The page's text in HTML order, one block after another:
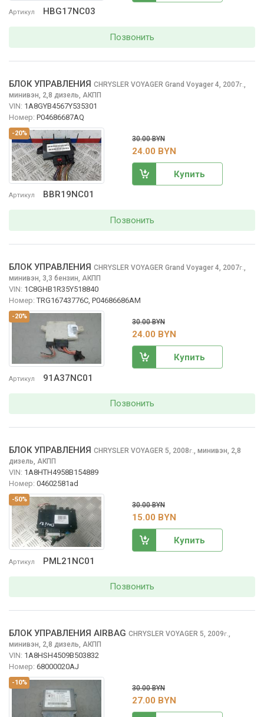
Артикул HBG17NC03
Позвонить
-20%
Артикул BBR19NC01
БЛОК УПРАВЛЕНИЯ CHRYSLER VOYAGER Grand Voyager 4, 2007г.,
минивэн, 2,8 дизель, АКПП
VIN: 1A8GYB4567Y535301
Номер: P04686687AQ
30.00 BYN
24.00 BYN
Купить
Позвонить
-20%
Артикул 91A37NC01
БЛОК УПРАВЛЕНИЯ CHRYSLER VOYAGER Grand Voyager 4, 2007г.,
минивэн, 3,3 бензин, АКПП
VIN: 1C8GHB1R35Y518840
Номер: TRG16743776C, P04686686AM
30.00 BYN
24.00 BYN
Купить
Позвонить
-50%
Артикул PML21NC01
БЛОК УПРАВЛЕНИЯ CHRYSLER VOYAGER 5, 2008г., минивэн, 2,8
дизель, АКПП
VIN: 1A8HTH4958B154889
Номер: 04602581аd
30.00 BYN
15.00 BYN
Купить
Позвонить
-10%
БЛОК УПРАВЛЕНИЯ AIRBAG CHRYSLER VOYAGER 5, 2009г.,
минивэн, 2,8 дизель, АКПП
VIN: 1A8HSH4509B503832
Номер: 68000020AJ
30.00 BYN
27.00 BYN